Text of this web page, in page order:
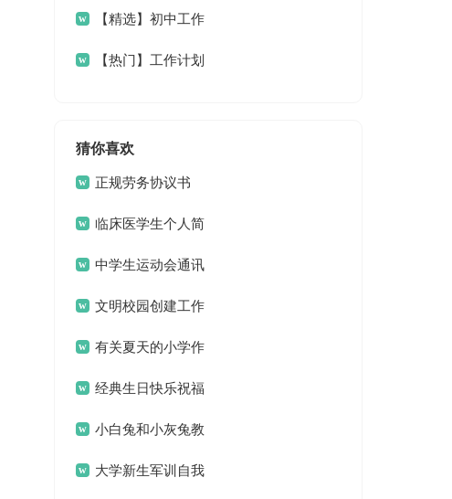
范文九篇【精选】初中工作
计划4篇【热门】工作计划
猜你喜欢
正规劳务协议书
临床医学生个人简
历 中学生运动会通讯
稿15篇文明校园创建工作
方案 13篇
有关夏天的小学作
文3篇经典生日快乐祝福
问候语小白兔和小灰兔教
案 大学新生军训自我